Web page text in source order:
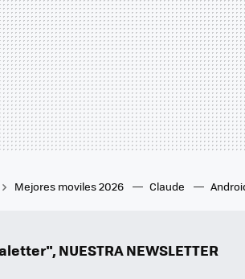
Mejores moviles 2026 Claude
NUESTRA NEWSLETTER